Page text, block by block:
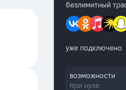
безлимитный
уже подключено
возможности
при нуле